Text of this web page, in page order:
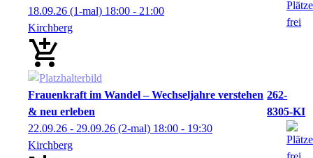
18.09.26 (1-mal) 18:00 - 21:00
Kirchberg
Frauenkraft im Wandel – Wechseljahre verstehen
& neu erleben
262-
8305-KI
22.09.26 - 29.09.26 (2-mal) 18:00 - 19:30
Kirchberg